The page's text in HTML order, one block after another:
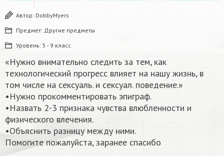
Автор: DobbyMyers
Предмет: Другие предметы
Уровень: 5 - 9 класс
«Нужно внимательно следить за тем, как
технологический прогресс влияет на нашу жизнь, в
том числе на сексуаль. и сексуал. поведение.»
•Нужно прокомментировать эпиграф.
•Назвать 2-3 признака чувства влюбленности и
физического влечения.
•Объяснить разницу между ними.
Помогите пожалуйста, заранее спасибо​